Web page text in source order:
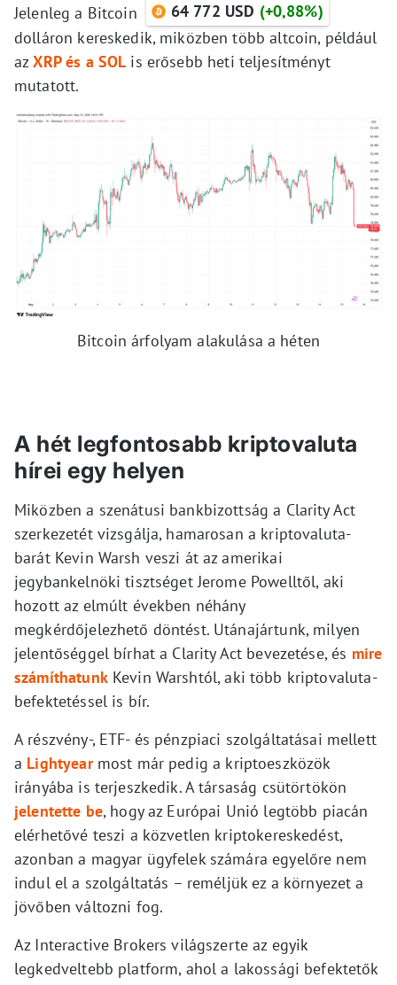
Jelenleg a Bitcoin 64 772 USD (+0,88%)
dolláron kereskedik, miközben több altcoin, például
azXRP és a SOL is erősebb heti teljesítményt
mutatott.
Bitcoin árfolyam alakulása a héten
A hét legfontosabb kriptovaluta
hírei egy helyen
Miközben a szenátusi bankbizottság a Clarity Act
szerkezetét vizsgálja, hamarosan a kriptovaluta-
barát Kevin Warsh veszi át az amerikai
jegybankelnöki tisztséget Jerome Powelltől, aki
hozott az elmúlt években néhány
megkérdőjelezhető döntést. Utánajártunk, milyen
jelentőséggel bírhat a Clarity Act bevezetése, és mire
számíthatunkKevin Warshtól, aki több kriptovaluta-
befektetéssel is bír.
A részvény-, ETF- és pénzpiaci szolgáltatásai mellett
a Lightyearmost már pedig a kriptoeszközök
irányába is terjeszkedik. A társaság csütörtökön
jelentette be, hogy az Európai Unió legtöbb piacán
elérhetővé teszi a közvetlen kriptokereskedést,
azonban a magyar ügyfelek számára egyelőre nem
indul el a szolgáltatás – reméljük ez a környezet a
jövőben változni fog.
Az Interactive Brokers világszerte az egyik
legkedveltebb platform, ahol a lakossági befektetők